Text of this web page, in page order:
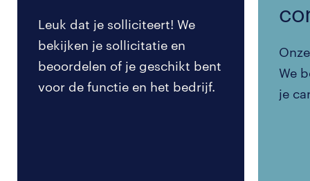
Leuk dat je solliciteert! We
bekijken je sollicitatie en
beoordelen of je geschikt bent
voor de functie en het bedrijf.
We
je